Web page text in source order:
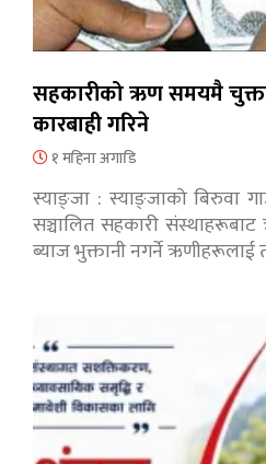
सहकारीको ऋण समयमै
कारबाही गरिने
१ महिना अगाडि
स्याङ्जा : स्याङ्जाको बिरुवा
सञ्चालित सहकारी
ब्याज भुक्तानी नगर्ने